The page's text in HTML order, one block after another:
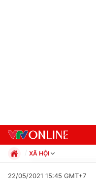
XÃ HỘI
Xã hội
22/05/2021 15:45 GMT+7